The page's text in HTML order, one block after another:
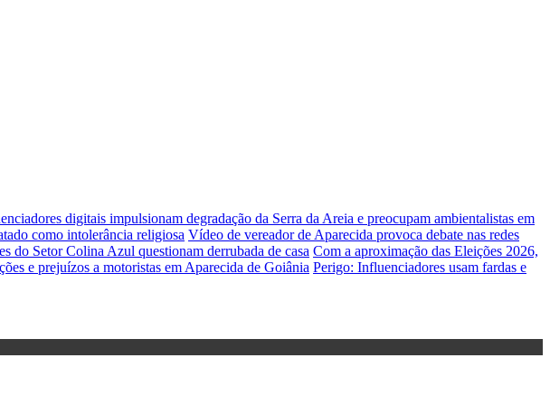
digitais impulsionam degradação da Serra da Areia e preocupam ambientalistas em
como intolerância religiosa Vídeo de vereador de Aparecida provoca debate nas redes
do Setor Colina Azul questionam derrubada de casa Com a aproximação das Eleições 2026,
e prejuízos a motoristas em Aparecida de Goiânia Perigo: Influenciadores usam fardas e